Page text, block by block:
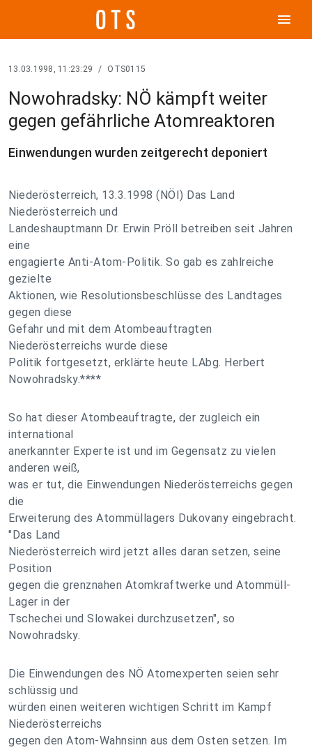
menu
13.03.1998, 11:23:29 / OTS0115
Nowohradsky: NÖ kämpft weiter
gegen gefährliche Atomreaktoren
Einwendungen wurden zeitgerecht deponiert
Niederösterreich, 13.3.1998 (NÖI) Das Land
Niederösterreich und
Landeshauptmann Dr. Erwin Pröll betreiben seit Jahren
eine
engagierte Anti-Atom-Politik. So gab es zahlreiche
gezielte
Aktionen, wie Resolutionsbeschlüsse des Landtages
gegen diese
Gefahr und mit dem Atombeauftragten
Niederösterreichs wurde diese
Politik fortgesetzt, erklärte heute LAbg. Herbert
Nowohradsky.****
So hat dieser Atombeauftragte, der zugleich ein
international
anerkannter Experte ist und im Gegensatz zu vielen
anderen weiß,
was er tut, die Einwendungen Niederösterreichs gegen
die
Erweiterung des Atommüllagers Dukovany eingebracht.
"Das Land
Niederösterreich wird jetzt alles daran setzen, seine
Position
gegen die grenznahen Atomkraftwerke und Atommüll-
Lager in der
Tschechei und Slowakei durchzusetzen", so
Nowohradsky.
Die Einwendungen des NÖ Atomexperten seien sehr
schlüssig und
würden einen weiteren wichtigen Schritt im Kampf
Niederösterreichs
gegen den Atom-Wahnsinn aus dem Osten setzen. Im